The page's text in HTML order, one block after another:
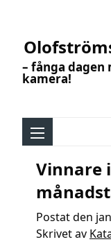
– fånga dagen
kamera!
Vinnare
Postat den
Skrivet av